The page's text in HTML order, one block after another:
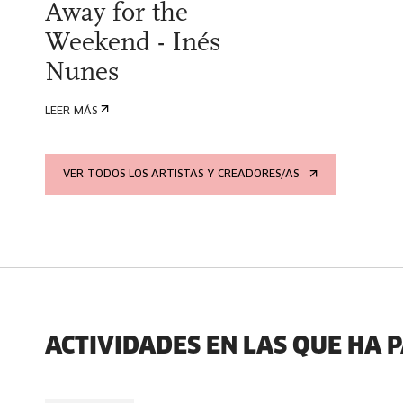
Away for the
Weekend - Inés
Nunes
LEER MÁS
VER TODOS LOS ARTISTAS Y CREADORES/AS
ACTIVIDADES EN LAS QUE HA